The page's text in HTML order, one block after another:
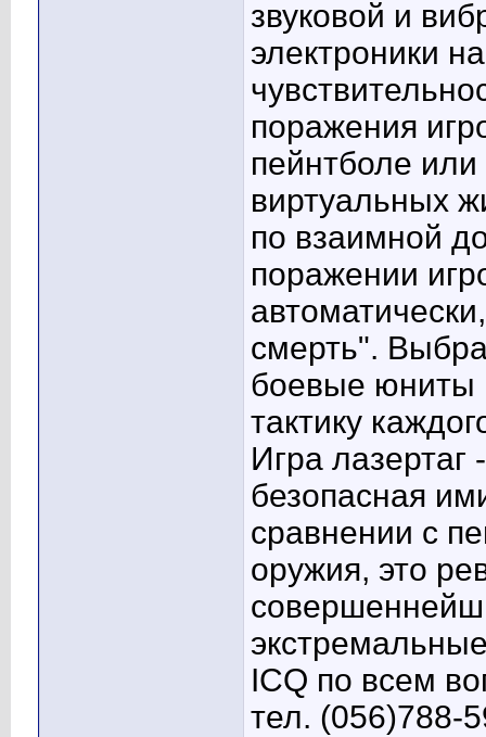
звуковой и
электроники
поражения
пейнтболе
виртуальных
по взаимной
поражении
смерть".
боевые юниты
тактику
Игра лазертаг
безопасная
сравнении с
оружия, это
ICQ по всем
тел. (056)788-